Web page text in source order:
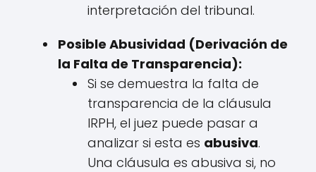
interpretación del tribunal.
Posible Abusividad (Derivación de
la Falta de Transparencia):
Si se demuestra la falta de
transparencia de la cláusula
IRPH, el juez puede pasar a
analizar si esta es abusiva.
Una cláusula es abusiva si, no